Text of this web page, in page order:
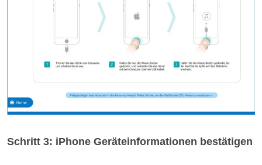
Schritt 3: iPhone Geräteinformationen bestätigen